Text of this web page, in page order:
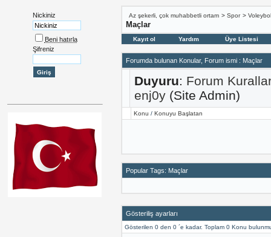
Nickiniz
Beni hatırla
Şifreniz
Az şekerli, çok muhabbetli ortam > Spor > Voleybol
Maçlar
Kayıt ol Yardım Üye Listesi
Forumda bulunan Konular, Forum ismi : Maçlar
Duyuru: Forum
enj0y (Site Admin)
Konu / Konuyu Başlatan
Popular Tags: Maçlar
Gösteriliş ayarları
Gösterilen 0 den 0 ´e kadar. Toplam 0 Konu